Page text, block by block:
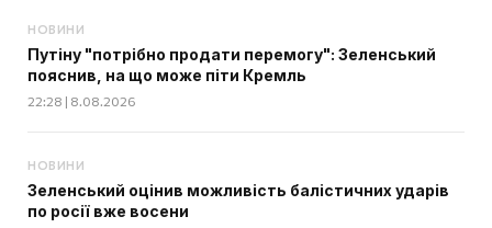
НОВИНИ
Путіну "потрібно продати перемогу": Зеленський
пояснив, на що може піти Кремль
22:28 | 8.08.2026
НОВИНИ
Зеленський оцінив можливість балістичних ударів
по росії вже восени